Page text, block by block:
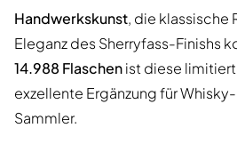
Handwerkskunst, die klassische
Eleganz des Sherryfass-Finishs
14.988 Flaschenist diese
exzellente Ergänzung für
Sammler.